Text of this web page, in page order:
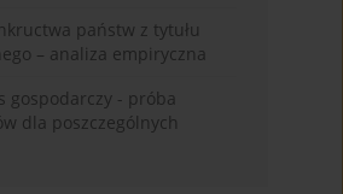
państw z tytułu
– analiza empiryczna
gospodarczy - próba
dla poszczególnych